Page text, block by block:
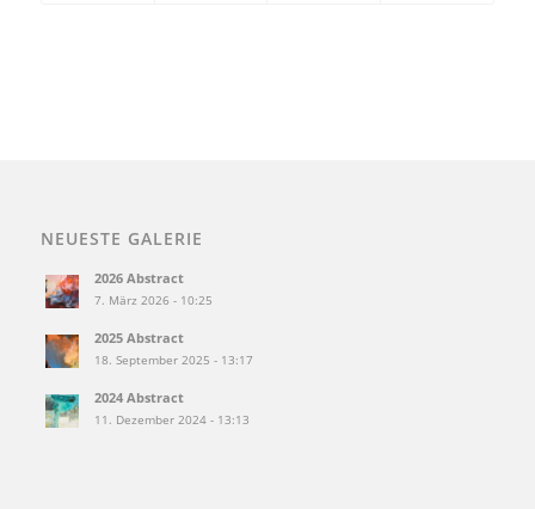
NEUESTE GALERIE
2026 Abstract
7. März 2026 - 10:25
2025 Abstract
18. September 2025 - 13:17
2024 Abstract
11. Dezember 2024 - 13:13